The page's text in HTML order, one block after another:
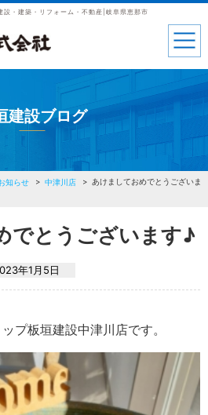
設・建築・リフォーム・不動産|岐阜県恵那市
建設ブログ
知らせ 中津川店
あけましておめでとうございま
でとうございます♪
年1月5日
プ板垣建設中津川店です。